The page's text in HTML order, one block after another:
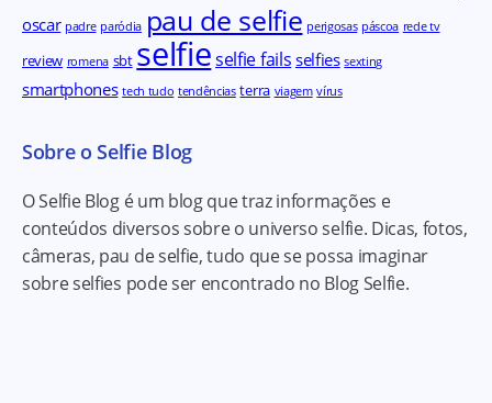
oscar padre paródia pau de selfie perigosas páscoa rede tv
review romena sbt selfieselfie fails selfies sexting
smartphones tech tudo tendências terra viagem vírus
Sobre o Selfie Blog
O Selfie Blog é um blog que traz informações e
conteúdos diversos sobre o universo selfie. Dicas, fotos,
câmeras, pau de selfie, tudo que se possa imaginar
sobre selfies pode ser encontrado no Blog Selfie.